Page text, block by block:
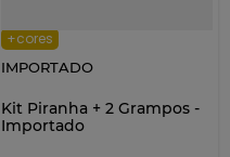
+cores
IMPORTADO
Kit Piranha + 2 Grampos -
Importado